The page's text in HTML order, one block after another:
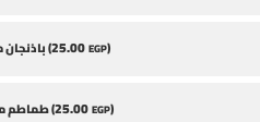
باذنجان مخلل (25.00EGP)
طماطم متبلة (25.00EGP)